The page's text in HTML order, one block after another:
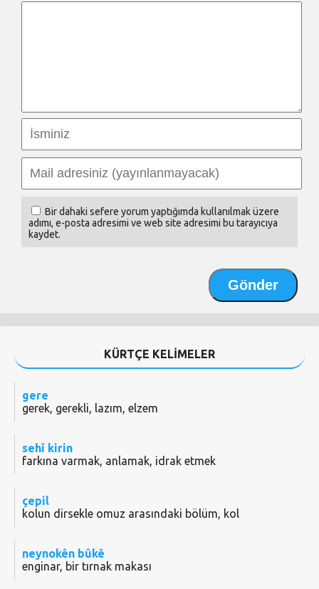
Bir dahaki sefere yorum yaptığımda kullanılmak üzere
adımı, e-posta adresimi ve web site adresimi bu tarayıcıya
kaydet.
KÜRTÇE KELİMELER
gere
gerek, gerekli, lazım, elzem
sehî kirin
farkına varmak, anlamak, idrak etmek
çepil
kolun dirsekle omuz arasındaki bölüm, kol
neynokên bûkê
enginar, bir tırnak makası